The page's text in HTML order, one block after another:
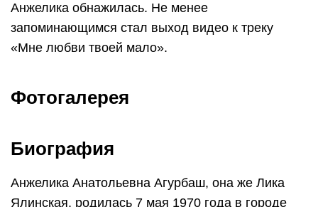
Анжелика обнажилась. Не менее
запоминающимся стал выход видео к треку
«Мне любви твоей мало».
Фотогалерея
Биография
Анжелика Анатольевна Агурбаш, она же Лика
Ялинская, родилась 7 мая 1970 года в городе